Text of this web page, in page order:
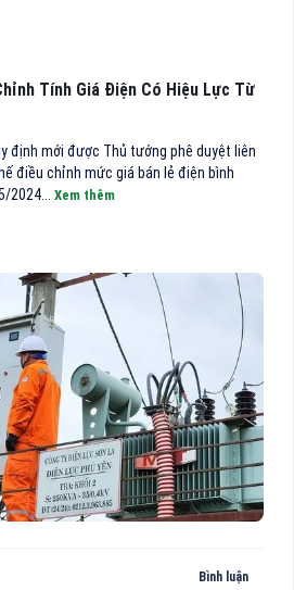
Tính Giá Điện Có Hiệu Lực Từ
định mới được Thủ tướng phê duyệt liên
điều chỉnh mức giá bán lẻ điện bình
2024... Xem thêm
Bình luận